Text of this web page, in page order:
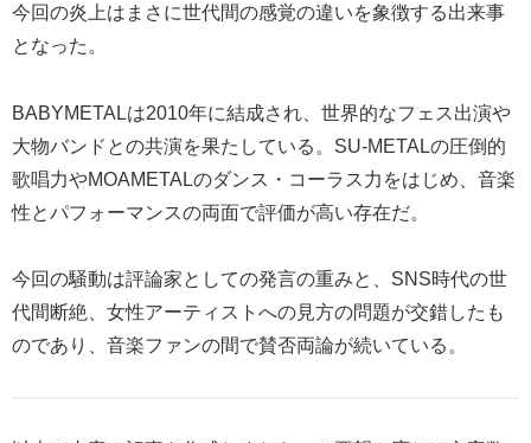
今回の炎上はまさに世代間の感覚の違いを象徴する出来事
となった。
BABYMETALは2010年に結成され、世界的なフェス出演や
大物バンドとの共演を果たしている。SU-METALの圧倒的
歌唱力やMOAMETALのダンス・コーラス力をはじめ、音楽
性とパフォーマンスの両面で評価が高い存在だ。
今回の騒動は評論家としての発言の重みと、SNS時代の世
代間断絶、女性アーティストへの見方の問題が交錯したも
のであり、音楽ファンの間で賛否両論が続いている。